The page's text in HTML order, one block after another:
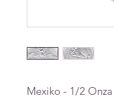
Mexiko - 1/2